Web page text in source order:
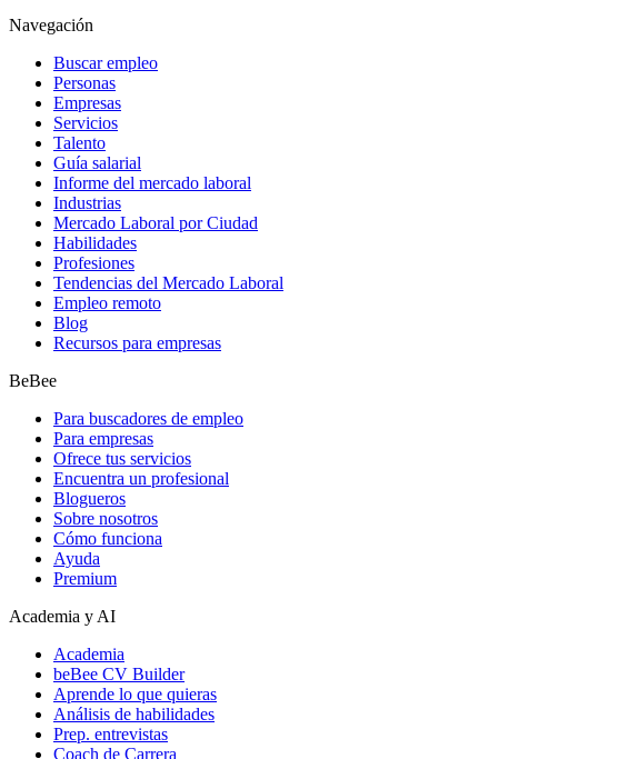
Navegación
Buscar empleo
Personas
Empresas
Servicios
Talento
Guía salarial
Informe del mercado laboral
Industrias
Mercado Laboral por Ciudad
Habilidades
Profesiones
Tendencias del Mercado Laboral
Empleo remoto
Blog
Recursos para empresas
BeBee
Para buscadores de empleo
Para empresas
Ofrece tus servicios
Encuentra un profesional
Blogueros
Sobre nosotros
Cómo funciona
Ayuda
Premium
Academia y AI
Academia
beBee CV Builder
Aprende lo que quieras
Análisis de habilidades
Prep. entrevistas
Coach de Carrera